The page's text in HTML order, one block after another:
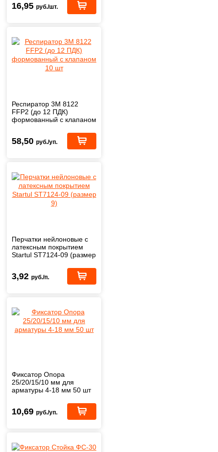
16,95 руб./шт.
Респиратор 3М 8122
FFP2 (до 12 ПДК)
формованный с клапаном
58,50 руб./уп.
Перчатки нейлоновые с
латексным покрытием
Startul ST7124-09 (размер
3,92 руб./п.
Фиксатор Опора
25/20/15/10 мм для
арматуры 4-18 мм 50 шт
10,69 руб./уп.